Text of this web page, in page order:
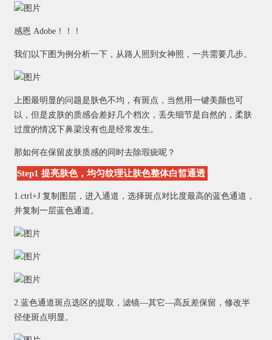
感恩 Adobe！！！
我们以下图为例分析一下，从路人照到女神照，一共需要几步。
上图最明显的问题是肤色不均，有斑点，当然用一键美颜也可
以，但是皮肤的质感会差好几个档次，丢失细节是自然的，柔肤
过度的情况下鼻梁没有也是经常发生。
那如何在保留皮肤质感的同时去除瑕疵呢？
Step1 提亮肤色，均匀纹理让肤色整体白皙通透
1.ctrl+J 复制图层，进入通道，选择斑点对比度最高的蓝色通道，
并复制一层蓝色通道。
2.蓝色通道斑点选区的提取，滤镜—其它—高反差保留，修改半
径使斑点明显。